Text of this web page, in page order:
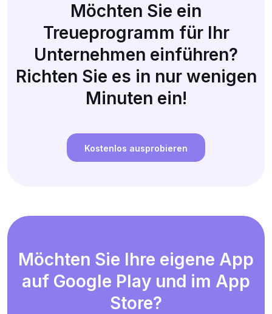
Möchten Sie ein
Treueprogramm für Ihr
Unternehmen einführen?
Richten Sie es in nur wenigen
Minuten ein!
Kostenlos ausprobieren
Möchten Sie Ihre eigene App
auf Google Play und im App
Store?